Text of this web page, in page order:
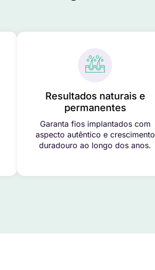
Resultados naturais e
permanentes
Garanta fios implantados com
aspecto autêntico e crescimento
duradouro ao longo dos anos.